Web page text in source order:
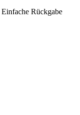
Einfache Rückgabe